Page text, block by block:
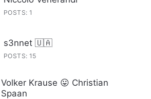
POSTS: 1
s3nnet 🇺🇦
POSTS: 15
Volker Krause 😛 Christian
Spaan